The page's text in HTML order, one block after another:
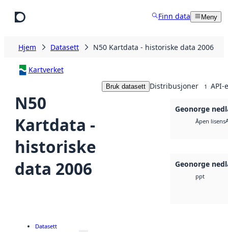
Finn data Meny
Hjem Datasett N50 Kartdata - historiske data 2006
Kartverket
N50
Kartdata -
historiske
data 2006
Bruk datasett Distribusjoner 1 API-
Geonorge
Åpen lisens
Geonorge
ppt
Datasett